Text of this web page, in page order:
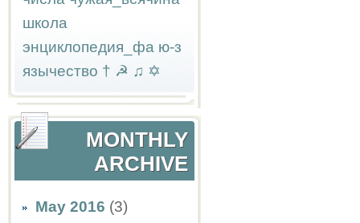
школа
энциклопедия_фа ю-з
язычество † ☭ ♫ ✡
MONTHLY
ARCHIVE
May 2016 (3)